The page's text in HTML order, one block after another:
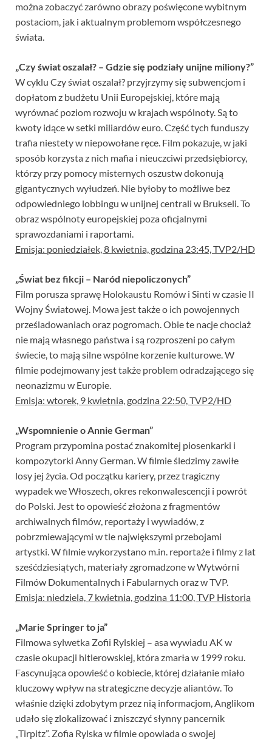
można zobaczyć zarówno obrazy poświęcone wybitnym
postaciom, jak i aktualnym problemom współczesnego
świata.
„Czy świat oszalał? – Gdzie się podziały unijne miliony?”
W cyklu Czy świat oszalał? przyjrzymy się subwencjom i
dopłatom z budżetu Unii Europejskiej, które mają
wyrównać poziom rozwoju w krajach wspólnoty. Są to
kwoty idące w setki miliardów euro. Część tych funduszy
trafia niestety w niepowołane ręce. Film pokazuje, w jaki
sposób korzysta z nich mafia i nieuczciwi przedsiębiorcy,
którzy przy pomocy misternych oszustw dokonują
gigantycznych wyłudzeń. Nie byłoby to możliwe bez
odpowiedniego lobbingu w unijnej centrali w Brukseli. To
obraz wspólnoty europejskiej poza oficjalnymi
sprawozdaniami i raportami.
Emisja: poniedziałek, 8 kwietnia, godzina 23:45, TVP2/HD
„Świat bez fikcji – Naród niepoliczonych”
Film porusza sprawę Holokaustu Romów i Sinti w czasie II
Wojny Światowej. Mowa jest także o ich powojennych
prześladowaniach oraz pogromach. Obie te nacje chociaż
nie mają własnego państwa i są rozproszeni po całym
świecie, to mają silne wspólne korzenie kulturowe. W
filmie podejmowany jest także problem odradzającego się
neonazizmu w Europie.
Emisja: wtorek, 9 kwietnia, godzina 22:50, TVP2/HD
„Wspomnienie o Annie German”
Program przypomina postać znakomitej piosenkarki i
kompozytorki Anny German. W filmie śledzimy zawiłe
losy jej życia. Od początku kariery, przez tragiczny
wypadek we Włoszech, okres rekonwalescencji i powrót
do Polski. Jest to opowieść złożona z fragmentów
archiwalnych filmów, reportaży i wywiadów, z
pobrzmiewającymi w tle największymi przebojami
artystki. W filmie wykorzystano m.in. reportaże i filmy z lat
sześćdziesiątych, materiały zgromadzone w Wytwórni
Filmów Dokumentalnych i Fabularnych oraz w TVP.
Emisja: niedziela, 7 kwietnia, godzina 11:00, TVP Historia
„Marie Springer to ja”
Filmowa sylwetka Zofii Rylskiej – asa wywiadu AK w
czasie okupacji hitlerowskiej, która zmarła w 1999 roku.
Fascynująca opowieść o kobiecie, której działanie miało
kluczowy wpływ na strategiczne decyzje aliantów. To
właśnie dzięki zdobytym przez nią informacjom, Anglikom
udało się zlokalizować i zniszczyć słynny pancernik
„Tirpitz”. Zofia Rylska w filmie opowiada o swojej